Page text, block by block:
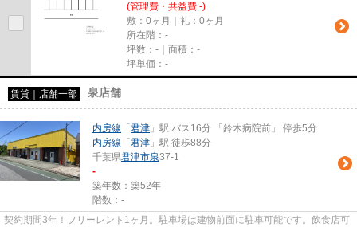
(管理費・共益費 -)
敷：0ヶ月｜礼：0ヶ月
所在階：-
坪数：-｜面積：-
坪単価：-
賃貸｜店舗一部 泉店舗
内房線 「 君津 」駅 バス16分 「鈴木病院前」 停歩5分
内房線 「 君津 」駅 徒歩88分
千葉県君津市泉37-1
-
築年数：築52年
階数：-
契約期間3年！フリーレント1ヶ月。駐車場は建物前面に駐車可能です。飲食店可